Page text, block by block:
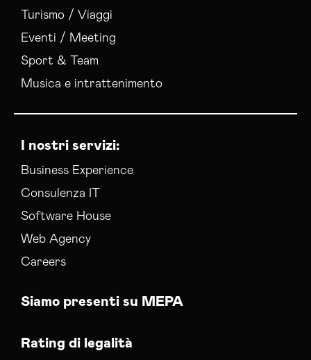
Turismo / Viaggi
Eventi / Meeting
Sport & Team
Musica e intrattenimento
I nostri servizi:
Business Experience
Consulenza IT
Software House
Web Agency
Careers
Siamo presenti su MEPA
Rating di legalità